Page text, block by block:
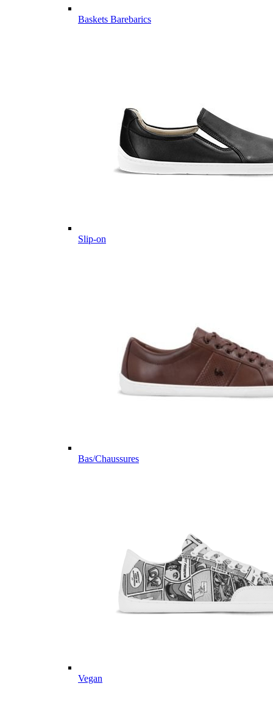
Baskets Barebarics
Slip-on
Bas/Chaussures
Vegan